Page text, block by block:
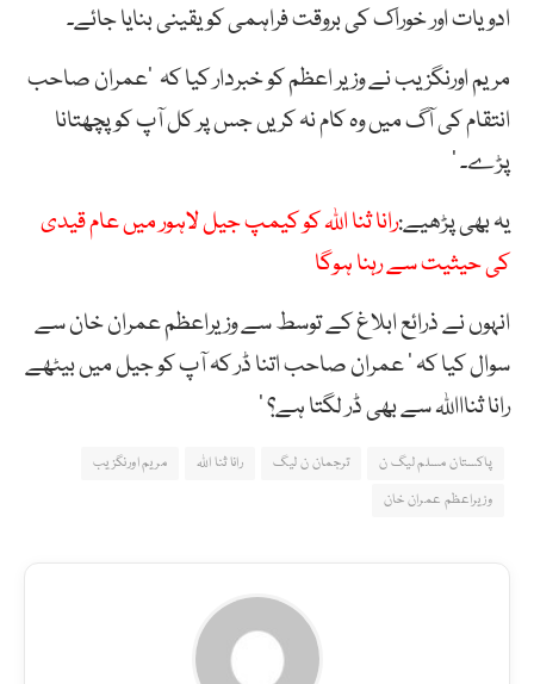
ادویات اور خوراک کی بروقت فراہمی کو یقینی بنایا جائے۔
مریم اورنگزیب نے وزیر اعظم کو خبردار کیا کہ ’عمران صاحب
انتقام کی آگ میں وہ کام نہ کریں جس پر کل آپ کو پچھتانا
پڑے۔ ‘
یہ بھی پڑھیے:رانا ثنا اللہ کو کیمپ جیل لاہور میں عام قیدی
کی حیثیت سے رہنا ہوگا
انہوں نے ذرائع ابلاغ کے توسط سے وزیراعظم عمران خان سے
سوال کیا کہ ’ عمران صاحب اتنا ڈر کہ آپ کو جیل میں بیٹھے
رانا ثناااللہ سے بھی ڈر لگتا ہے؟ ‘
پاکستان مسلم لیگ ن ترجمان ن لیگ رانا ثنا اللہ
مریم اورنگزیب
وزیراعظم عمران خان